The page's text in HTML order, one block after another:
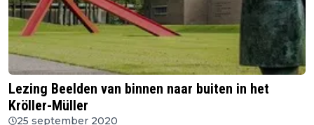
Lezing Beelden van binnen naar buiten in het
Kröller-Müller
25 september 2020